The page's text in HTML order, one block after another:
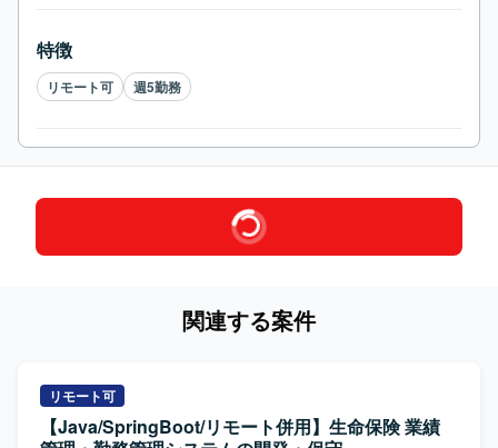
特徴
リモート可 週5勤務
関連する案件
リモート可
【Java/SpringBoot/リモート併用】生命保険 業績